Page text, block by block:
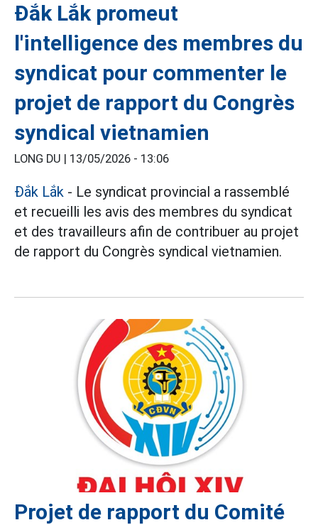
Đắk Lắk promeut
l'intelligence des membres du
syndicat pour commenter le
projet de rapport du Congrès
syndical vietnamien
LONG DU | 13/05/2026 - 13:06
Đắk Lắk - Le syndicat provincial a rassemblé
et recueilli les avis des membres du syndicat
et des travailleurs afin de contribuer au projet
de rapport du Congrès syndical vietnamien.
Projet de rapport du Comité